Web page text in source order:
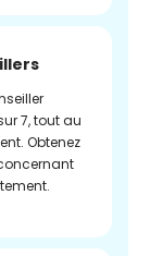
7, tout au
Obtenez